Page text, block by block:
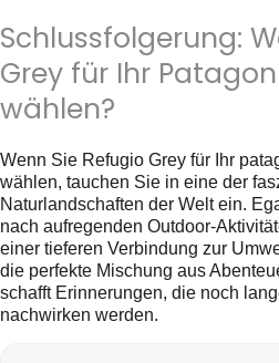
Schlussfolgerung:
Grey für Ihr
wählen?
Wenn Sie Refugio Grey für Ihr
wählen, tauchen Sie in eine der
Naturlandschaften der Welt ein.
nach aufregenden Outdoor-
einer tieferen Verbindung zur
die perfekte Mischung aus
schafft Erinnerungen, die noch
nachwirken werden.